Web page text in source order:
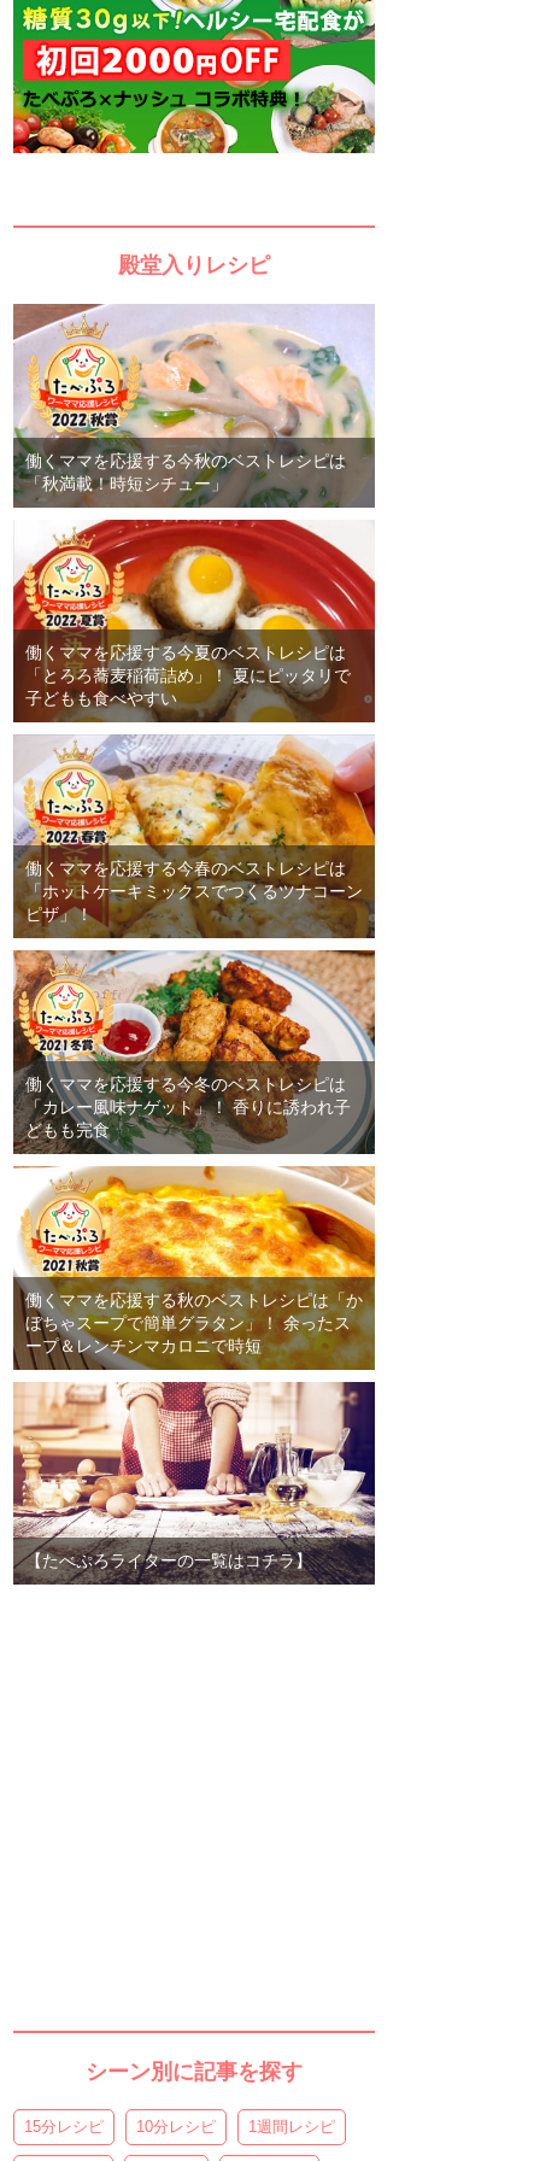
殿堂入りレシピ
働くママを応援する今秋のベストレシピは
「秋満載！時短シチュー」
働くママを応援する今夏のベストレシピは
「とろろ蕎麦稲荷詰め」！ 夏にピッタリで
子どもも食べやすい
働くママを応援する今春のベストレシピは
「ホットケーキミックスでつくるツナコーン
ピザ」！
働くママを応援する今冬のベストレシピは
「カレー風味ナゲット」！ 香りに誘われ子
どもも完食
働くママを応援する秋のベストレシピは「か
ぼちゃスープで簡単グラタン」！ 余ったス
ープ＆レンチンマカロニで時短
【たべぷろライターの一覧はコチラ】
シーン別に記事を探す
15分レシピ 10分レシピ 1週間レシピ